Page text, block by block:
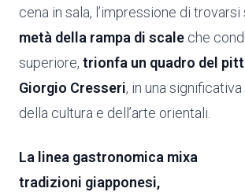
cena in sala, l’impressione di trovarsi
metà della rampa di scale che
superiore, trionfa un quadro del
Giorgio Cresseri, in una
della cultura e dell’arte orientali.
La linea gastronomica mixa
tradizioni giapponesi,